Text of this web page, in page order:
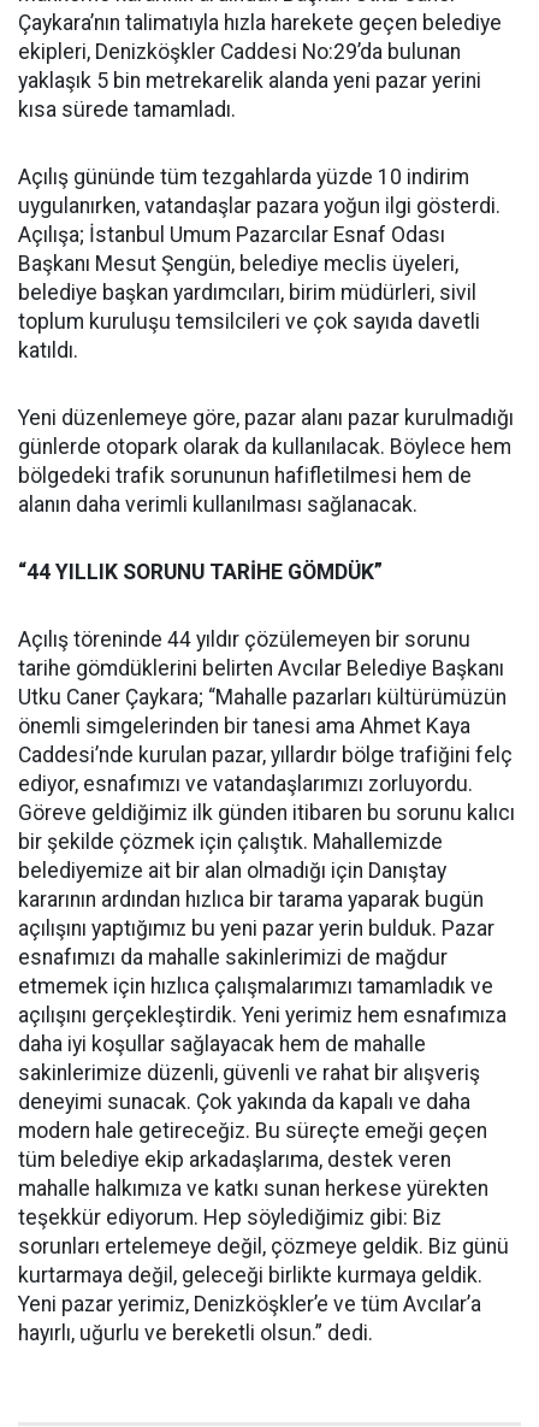
Çaykara’nın talimatıyla hızla harekete geçen belediye
ekipleri, Denizköşkler Caddesi No:29’da bulunan
yaklaşık 5 bin metrekarelik alanda yeni pazar yerini
kısa sürede tamamladı.
Açılış gününde tüm tezgahlarda yüzde 10 indirim
uygulanırken, vatandaşlar pazara yoğun ilgi gösterdi.
Açılışa; İstanbul Umum Pazarcılar Esnaf Odası
Başkanı Mesut Şengün, belediye meclis üyeleri,
belediye başkan yardımcıları, birim müdürleri, sivil
toplum kuruluşu temsilcileri ve çok sayıda davetli
katıldı.
Yeni düzenlemeye göre, pazar alanı pazar kurulmadığı
günlerde otopark olarak da kullanılacak. Böylece hem
bölgedeki trafik sorununun hafifletilmesi hem de
alanın daha verimli kullanılması sağlanacak.
“44 YILLIK SORUNU TARİHE GÖMDÜK”
Açılış töreninde 44 yıldır çözülemeyen bir sorunu
tarihe gömdüklerini belirten Avcılar Belediye Başkanı
Utku Caner Çaykara; “Mahalle pazarları kültürümüzün
önemli simgelerinden bir tanesi ama Ahmet Kaya
Caddesi’nde kurulan pazar, yıllardır bölge trafiğini felç
ediyor, esnafımızı ve vatandaşlarımızı zorluyordu.
Göreve geldiğimiz ilk günden itibaren bu sorunu kalıcı
bir şekilde çözmek için çalıştık. Mahallemizde
belediyemize ait bir alan olmadığı için Danıştay
kararının ardından hızlıca bir tarama yaparak bugün
açılışını yaptığımız bu yeni pazar yerin bulduk. Pazar
esnafımızı da mahalle sakinlerimizi de mağdur
etmemek için hızlıca çalışmalarımızı tamamladık ve
açılışını gerçekleştirdik. Yeni yerimiz hem esnafımıza
daha iyi koşullar sağlayacak hem de mahalle
sakinlerimize düzenli, güvenli ve rahat bir alışveriş
deneyimi sunacak. Çok yakında da kapalı ve daha
modern hale getireceğiz. Bu süreçte emeği geçen
tüm belediye ekip arkadaşlarıma, destek veren
mahalle halkımıza ve katkı sunan herkese yürekten
teşekkür ediyorum. Hep söylediğimiz gibi: Biz
sorunları ertelemeye değil, çözmeye geldik. Biz günü
kurtarmaya değil, geleceği birlikte kurmaya geldik.
Yeni pazar yerimiz, Denizköşkler’e ve tüm Avcılar’a
hayırlı, uğurlu ve bereketli olsun.” dedi.